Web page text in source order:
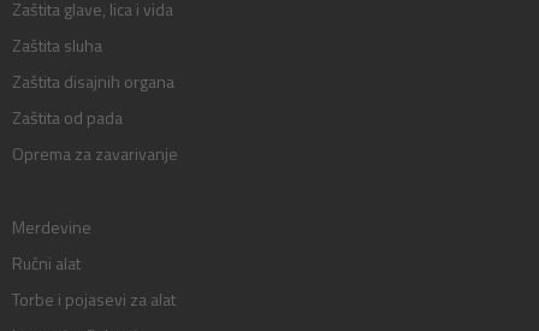
Zaštita glave, lica i vida
Zaštita sluha
Zaštita disajnih organa
Zaštita od pada
Oprema za zavarivanje
Merdevine
Ručni alat
Torbe i pojasevi za alat